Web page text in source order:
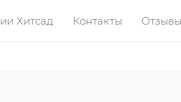
Хитсад Контакты Отзывы